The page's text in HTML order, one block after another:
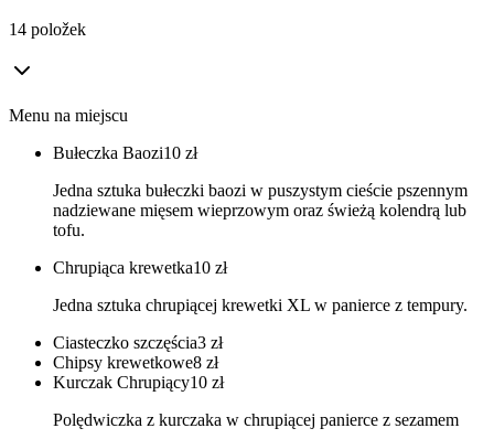
14 položek
Menu na miejscu
Bułeczka Baozi10 zł
Jedna sztuka bułeczki baozi w puszystym cieście pszennym
nadziewane mięsem wieprzowym oraz świeżą kolendrą lub
tofu.
Chrupiąca krewetka10 zł
Jedna sztuka chrupiącej krewetki XL w panierce z tempury.
Ciasteczko szczęścia3 zł
Chipsy krewetkowe8 zł
Kurczak Chrupiący10 zł
Polędwiczka z kurczaka w chrupiącej panierce z sezamem